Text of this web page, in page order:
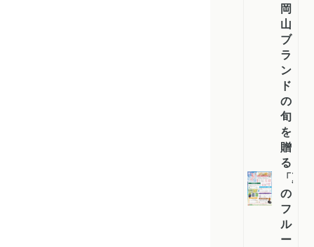
岡
山
ブ
ラ
ン
ド
の
旬
を
贈
る
「夏
の
フ
ル
ー